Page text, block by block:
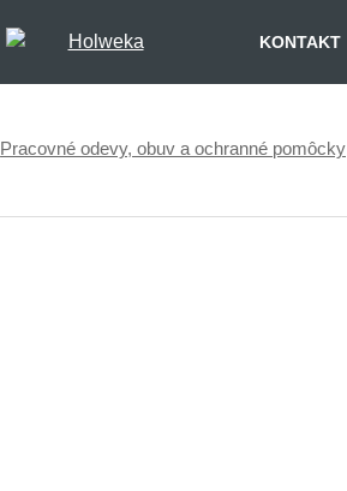
KONTAKT
Pracovné odevy, obuv a ochranné pomôcky